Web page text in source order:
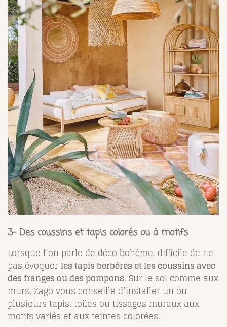
3- Des coussins et tapis colorés ou à motifs
Lorsque l’on parle de déco bohème, difficile de ne
pas évoquerles tapis berbères et les coussins avec
des franges ou des pompons. Sur le sol comme aux
murs, Zago vous conseille d’installer un ou
plusieurs tapis, toiles ou tissages muraux aux
motifs variés et aux teintes colorées.